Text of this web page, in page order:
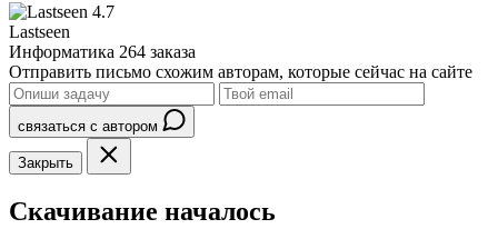
4.7
Lastseen
Информатика 264 заказа
Отправить письмо схожим авторам, которые сейчас на сайте
связаться с автором
Закрыть
Скачивание началось